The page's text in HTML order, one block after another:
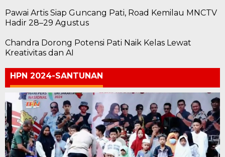
Pawai Artis Siap Guncang Pati, Road Kemilau MNCTV
Hadir 28–29 Agustus
Chandra Dorong Potensi Pati Naik Kelas Lewat
Kreativitas dan AI
HPN 2024-SANTUNAN